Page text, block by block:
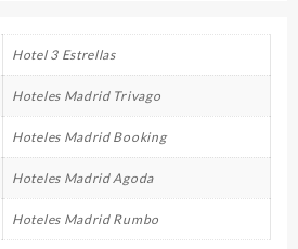
Hotel 3 Estrellas
Hoteles Madrid Trivago
Hoteles Madrid Booking
Hoteles Madrid Agoda
Hoteles Madrid Rumbo